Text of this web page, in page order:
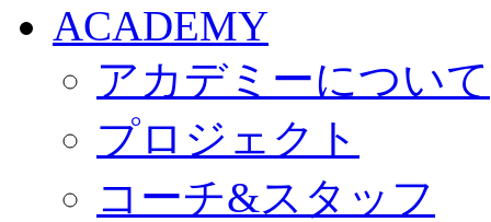
ACADEMY
アカデミーについて
プロジェクト
コーチ&スタッフ